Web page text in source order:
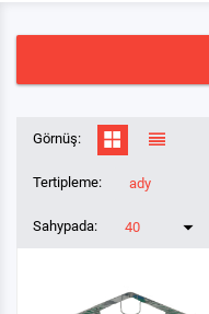
Görnüş:
Tertipleme: ady
Sahypada: 40